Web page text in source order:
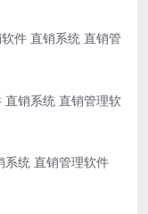
件 直销系统 直销管
销系统 直销管理软
系统 直销管理软件